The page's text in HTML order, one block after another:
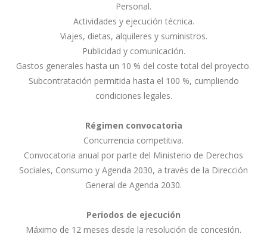
Personal.
Actividades y ejecución técnica.
Viajes, dietas, alquileres y suministros.
Publicidad y comunicación.
Gastos generales hasta un 10 % del coste total del proyecto.
Subcontratación permitida hasta el 100 %, cumpliendo
condiciones legales.
Régimen convocatoria
Concurrencia competitiva.
Convocatoria anual por parte del Ministerio de Derechos
Sociales, Consumo y Agenda 2030, a través de la Dirección
General de Agenda 2030.
Periodos de ejecución
Máximo de 12 meses desde la resolución de concesión.